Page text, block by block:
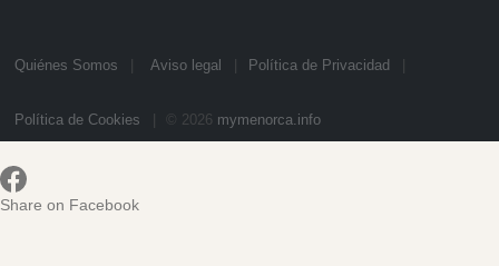
Quiénes Somos Aviso legal Política de Privacidad
Política de Cookies © 2026 mymenorca.info
Share on Facebook